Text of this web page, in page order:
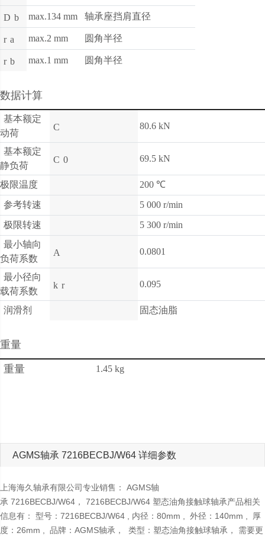
D b max.134 mm 轴承座挡肩直径
r a max.2 mm 圆角半径
r b max.1 mm 圆角半径
数据计算
基本额定
动荷
C 80.6 kN
基本额定
静负荷
C 0 69.5 kN
极限温度
200 ℃
参考转速
5 000 r/min
极限转速
5 300 r/min
最小轴向
负荷系数
A 0.0801
最小径向
载荷系数
k r 0.095
润滑剂 固态油脂
重量
重量 1.45 kg
AGMS轴承 7216BECBJ/W64 详细参数
上海海久轴承有限公司专业销售： AGMS轴
承 7216BECBJ/W64， 7216BECBJ/W64 塑态油角接触球轴承产品相关
信息有： 型号：7216BECBJ/W64 , 内径：80mm , 外径：140mm , 厚
度：26mm , 品牌：AGMS轴承， 类型：塑态油角接触球轴承， 需要更